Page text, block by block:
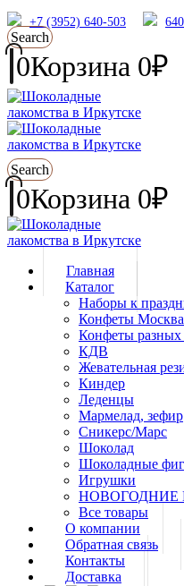
+7 (3952) 640-503
Search
0Корзина 0₽
Search
0Корзина 0₽
Главная
Каталог
Наборы к
Конфеты Москва
Конфеты разных
КДВ
Жевательная
Киндер
Леденцы
Мармелад, зефир
Сникерс/Марс
Шоколад
Шоколадные
Игрушки
НОВОГОДНИЕ
Все товары
О компании
Обратная связь
Контакты
Доставка